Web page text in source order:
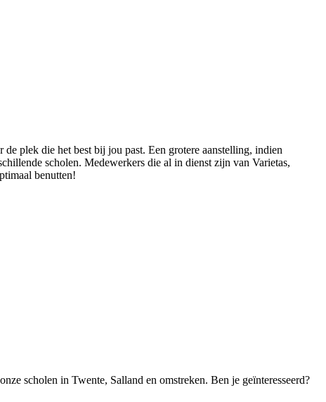
plek die het best bij jou past. Een grotere aanstelling, indien
scholen. Medewerkers die al in dienst zijn van Varietas,
benutten!
scholen in Twente, Salland en omstreken. Ben je geïnteresseerd?